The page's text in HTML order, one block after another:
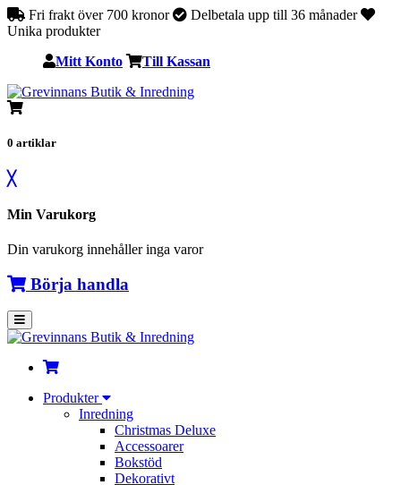
Fri frakt över 700 kronor
Delbetala upp till 36 månader
Unika produkter
Mitt Konto Till Kassan
0 artiklar
╳
Min Varukorg
Din varukorg innehåller inga varor
Börja handla
Produkter
Inredning
Christmas Deluxe
Accessoarer
Bokstöd
Dekorativt